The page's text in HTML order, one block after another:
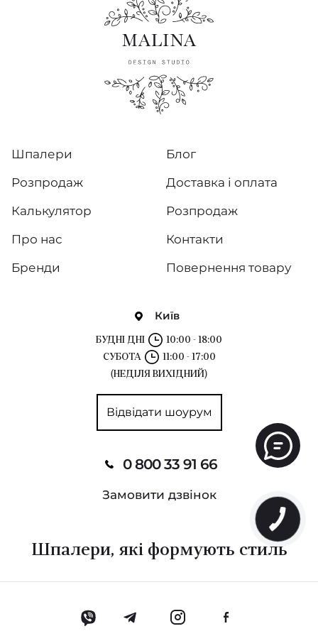
Київ
БУДНІ ДНІ
10:00 - 18:00
СУБОТА
11:00 - 17:00
(НЕДІЛЯ ВИХІДНИЙ)
Відвідати шоурум
0 800 33 91 66
Замовити дзвінок
Шпалери
Розпродаж
Калькулятор
Про нас
Бренди
Блог
Доставка і оплата
Розпродаж
Контакти
Повернення товару
Шпалери, які формують стиль